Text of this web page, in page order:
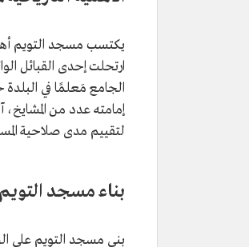
يكتسب مسجد التويم
ارتحلت إحدى القبائل
الجامع مَعلمًا في
لتقييم مدى صلاحية
بناء مسجد التويم
بني مسجد التويم على